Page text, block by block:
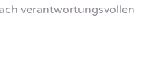
verantwortungsvollen